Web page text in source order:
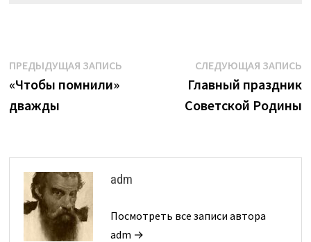
Навигация
по
записям
ПРЕДЫДУЩАЯ ЗАПИСЬПредыдущая
«Чтобы помнили»
дважды
СЛЕДУЮЩАЯ ЗАПИСЬ
Главный праздник
Советской Родины
adm
Посмотреть все записи автора
adm →